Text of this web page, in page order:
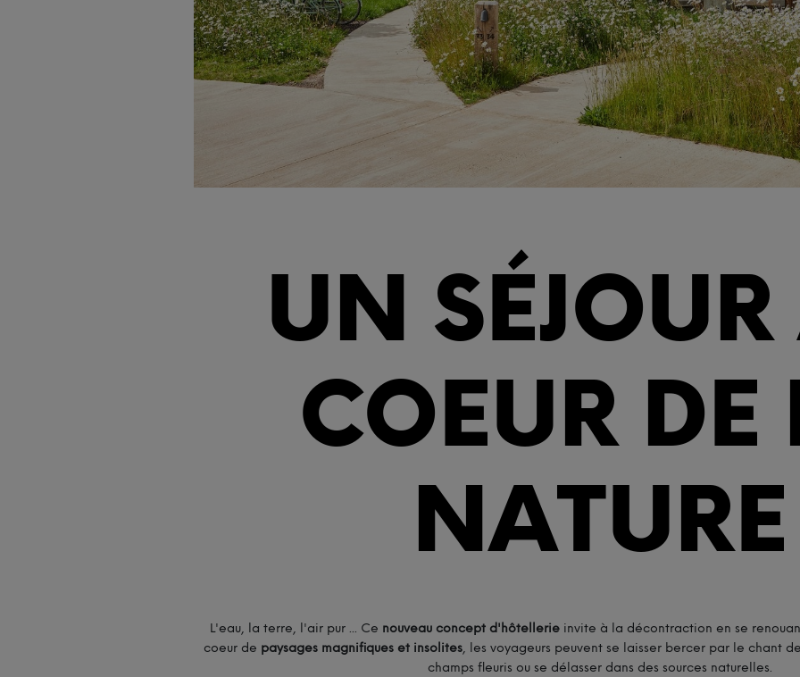
UN
COEUR DE
NATURE
L'eau, la terre, l'air pur ... Ce nouveau concept d'hôtellerie invite à la décontraction en se
coeur de paysages magnifiques et insolites, les voyageurs peuvent se laisser bercer par le chant
champs fleuris ou se délasser dans des sources naturelles.